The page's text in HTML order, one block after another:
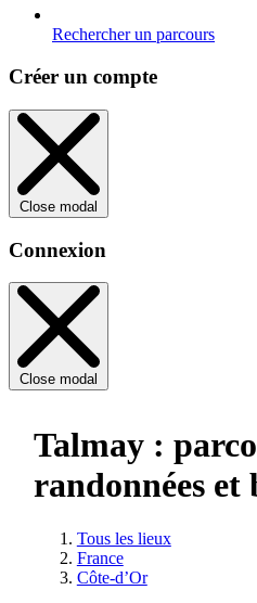
Rechercher un parcours
Créer un compte
Close modal
Connexion
Close modal
Talmay :
randonnées et
Tous les lieux
France
Côte-d’Or